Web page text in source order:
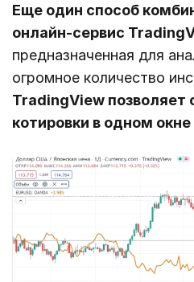
Еще один способ
онлайн-сервис
предназначенная для
огромное количество
TradingView позволяет
котировки в одном окне